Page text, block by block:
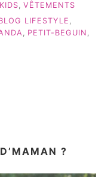
VÊTEMENTS
LIFESTYLE ,
, PETIT-BEGUIN ,
?